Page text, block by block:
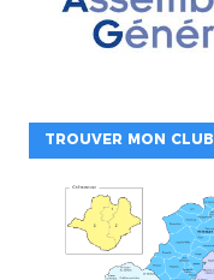
TROUVER MON CLUB